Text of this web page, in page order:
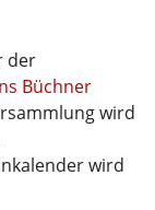
der
Büchner
wird
wird